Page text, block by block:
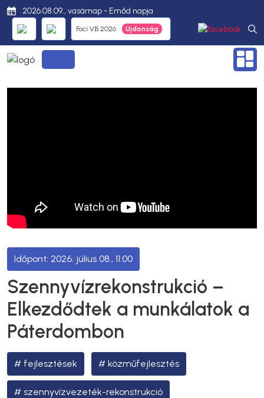
2026.08.09., vasárnap - Emőd napja
Foci VB 2026
2026. július 08., 11:00
Szennyvízrekonstrukció –
Elkezdődtek a munkálatok a
Páterdombon
fejlesztések közműfejlesztés
szennyvízvezeték-rekonstrukció